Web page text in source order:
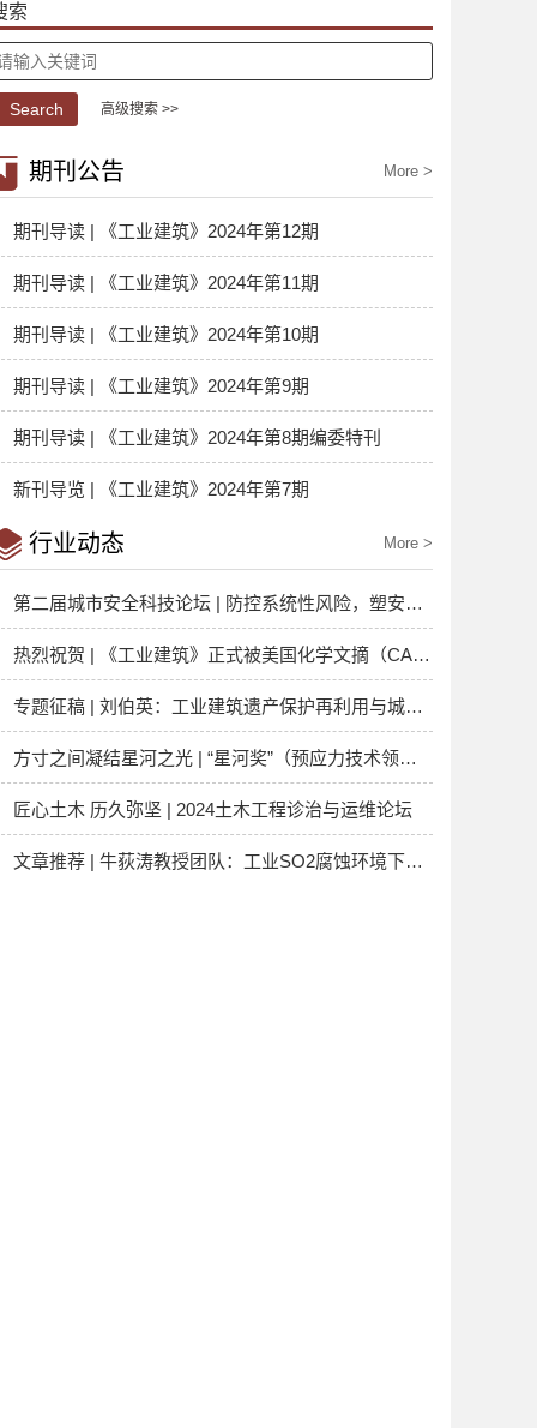
索
高级搜索 >>
期刊公告 More >
期刊导读 | 《工业建筑》2024年第12期
期刊导读 | 《工业建筑》2024年第11期
期刊导读 | 《工业建筑》2024年第10期
期刊导读 | 《工业建筑》2024年第9期
期刊导读 | 《工业建筑》2024年第8期编委特刊
新刊导览 | 《工业建筑》2024年第7期
行业动态 More >
第二届城市安全科技论坛 | 防控系统性风险，塑安全韧性城市
热烈祝贺 | 《工业建筑》正式被美国化学文摘（CAS）数据库收录
专题征稿 | 刘伯英：工业建筑遗产保护再利用与城市可持续发展
方寸之间凝结星河之光 | “星河奖”（预应力技术领域）优秀论文揭晓
匠心土木 历久弥坚 | 2024土木工程诊治与运维论坛
文章推荐 | 牛荻涛教授团队：工业SO2腐蚀环境下混凝土损伤本构模型研究